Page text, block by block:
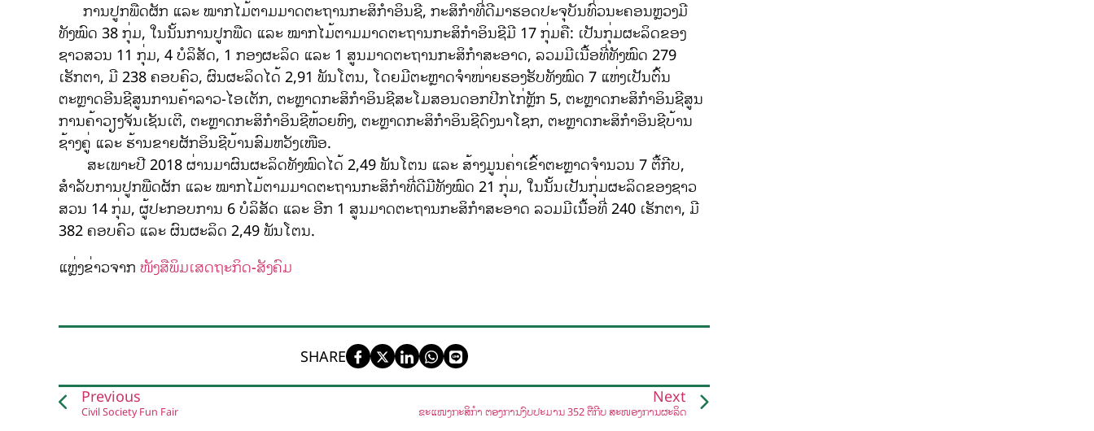
ການປູກພືດຜັກ ແລະ ໝາກໄມ້ຕາມມາດຕະຖານກະສິກຳອິນຊີ, ກະສິກຳທີ່ດີມາຮອດປະຈຸບັນທົ່ວນະຄອນຫຼວງມີ
ທັງໝົດ 38 ກຸ່ມ, ໃນນັ້ນການປູກພືດ ແລະ ໝາກໄມ້ຕາມມາດຕະຖານກະສິກຳອິນຊີມີ 17 ກຸ່ມຄື: ເປັນກຸ່ມຜະລິດຂອງ
ຊາວສວນ 11 ກຸ່ມ, 4 ບໍລິສັດ, 1 ກອງຜະລິດ ແລະ 1 ສູນມາດຕະຖານກະສິກຳສະອາດ, ລວມມີເນື້ອທີ່ທັງໝົດ 279
ເຮັກຕາ, ມີ 238 ຄອບຄົວ, ຜົນຜະລິດໄດ້ 2,91 ພັນໂຕນ, ໂດຍມີຕະຫຼາດຈຳໜ່າຍຮອງຮັບທັງໝົດ 7 ແຫ່ງເປັນຕົ້ນ
ຕະຫຼາດອີນຊີສູນການຄ້າລາວ-ໄອເຕັກ, ຕະຫຼາດກະສິກຳອິນຊີສະໂມສອນດອກປີກໄກ່ຫຼັກ 5, ຕະຫຼາດກະສິກຳອິນຊີສູນ
ການຄ້າວຽງຈັນເຊັນເຕີ, ຕະຫຼາດກະສິກຳອິນຊີຫ້ວຍຫົງ, ຕະຫຼາດກະສິກຳອິນຊີດົງນາໂຊກ, ຕະຫຼາດກະສິກຳອິນຊີບ້ານ
ຊ້າງຄູ່ ແລະ ຮ້ານຂາຍຜັກອິນຊີບ້ານສົມຫວັງເໜືອ.
ສະເພາະປີ 2018 ຜ່ານມາຜົນຜະລິດທັງໝົດໄດ້ 2,49 ພັນໂຕນ ແລະ ສ້າງມູນຄ່າເຂົ້າຕະຫຼາດຈຳນວນ 7 ຕື້ກີບ,
ສຳລັບການປູກພືດຜັກ ແລະ ໝາກໄມ້ຕາມມາດຕະຖານກະສິກຳທີ່ດີມີທັງໝົດ 21 ກຸ່ມ, ໃນນັ້ນເປັນກຸ່ມຜະລິດຂອງຊາວ
ສວນ 14 ກຸ່ມ, ຜູ້ປະກອບການ 6 ບໍລິສັດ ແລະ ອີກ 1 ສູນມາດຕະຖານກະສິກຳສະອາດ ລວມມີເນື້ອທີ່ 240 ເຮັກຕາ, ມີ
382 ຄອບຄົວ ແລະ ຜົນຜະລິດ 2,49 ພັນໂຕນ.
ແຫຼ່ງຂ່າວຈາກ ໜັງສືພິມເສດຖະກິດ-ສັງຄົມ
SHARE
Previous
Civil Society Fun Fair
Next
ຂະແໜງກະສິກໍາ ຕ້ອງການງົບປະມານ 352 ຕື້ກີບ ສະໜອງການຜະລິດ